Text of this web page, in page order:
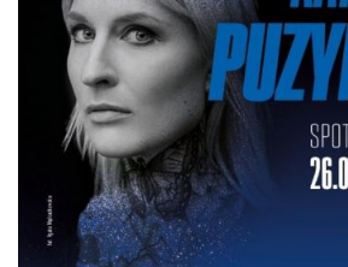
DO CZYTANIA
NA EKRANIE
KONTAKT